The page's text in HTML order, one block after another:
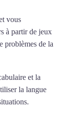
vous
à partir de jeux
problèmes de la
et la
la langue